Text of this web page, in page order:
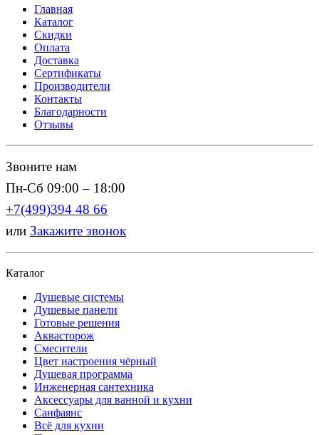
Главная
Каталог
Скидки
Оплата
Доставка
Сертификаты
Производители
Контакты
Благодарности
Отзывы
Звоните нам
Пн-Сб 09:00 – 18:00
+7(499)394 48 66
или Закажите звонок
Каталог
Душевые системы
Душевые панели
Готовые решения
Аквасторож
Смесители
Цвет настроения чёрный
Душевая программа
Инженерная сантехника
Аксессуары для ванной и кухни
Санфаянс
Всё для кухни